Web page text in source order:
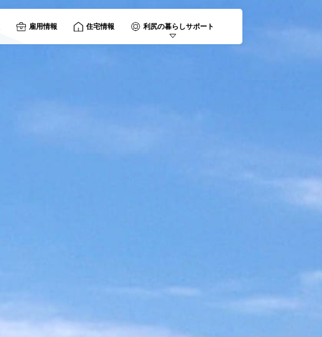
雇用情報 住宅情報 利尻の暮らしサポート